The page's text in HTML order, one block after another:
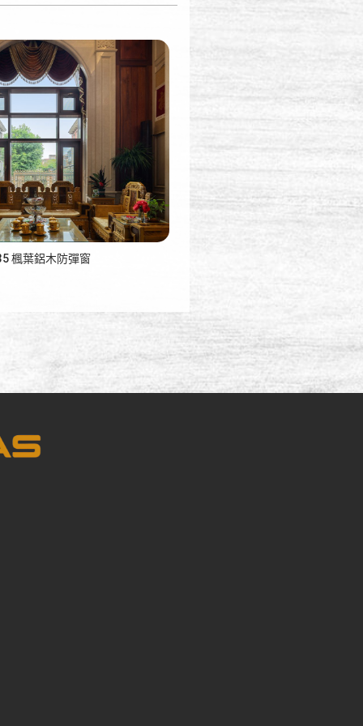
楓葉鋁木防彈窗